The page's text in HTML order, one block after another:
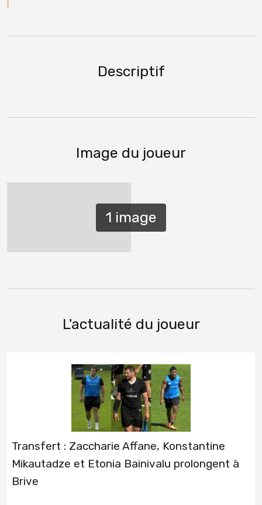
Descriptif
Image du joueur
L'actualité du joueur
Transfert : Zaccharie Affane, Konstantine
Mikautadze et Etonia Bainivalu prolongent à
Brive